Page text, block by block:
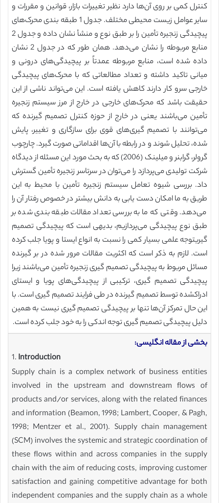
کنترل کمی بر روی آن‌ها دارد نظیر تغییرات بازار، قوانین و مقررات و
سایر عوامل زیست محیطی مختلف. جدول 1 طبقه بندی محرک‌های
پیچیدگی زنجیره تأمین را بر طبق نوع و منشأ نشان داده و جدول 2
منابع مربوطه را نشان می‌دهد. همان طور که در جدول 2 نشان
داده شده است، منابع مربوطه عمدتاً بر پیچیدگی‌های درونی و
میانی تاکید داشته و تعداد مطالعاتی که با محرک‌های پیچیدگی
خارجی سرو کار دارند کاهش یافته است. این می‌تواند ناشی از این
حقیقت باشد که محرک‌های خارجی در خارج از مرز سیستم زنجیره
تأمین می‌باشند یعنی در خارج از حوزه کنترل تصمیم گیرنده که
می‌توانند با تصمیم گیری‌های قوی برای سازگاری و تغییر، پایش
شده، تحلیل شوند و در رابطه با آن‌ها اقداماتی صورت گیرد. چارچوب
گرولر، گرابنر و میلینک (2006) که به بحث مورد این مسئله از دیدگاه
شرکت تولیدی می‌پردازد را می‌توان در سرتاسر زنجیره تأمین گسترش
داد. بررسی شیوه تعامل سیستم زنجیره تأمین با محیط به این
طریق به ما امکان دست یابی به دانش بیشتر در خصوص رفتار آن را
می‌دهد. وقتی که ما به بررسی تعداد مقالات طبقه بندی شده بر
طبق نوع پیچیدگی می‌پردازیم، بدیهی است که پیچیدگی تصمیم
گیریتوجه علمی بسیار کمی را نسبت به انواع ایستا و پویا جلب کرده
است. لازم به ذکر است که اکثریت مقالات مرور شده در بر گیرنده
مسائل مربوط به پیچیدگی تصمیم گیری زنجیره تأمین می‌باشند زیرا
پیچیدگی تصمیم گیری، ترکیبی از پیچیدگی‌های پویا و ایستای
ادراکشده توسط تصمیم گیرنده در طی فرایند تصمیم گیری است. با
این حال تمرکز آن‌ها تنها بر پیچیدگی تصمیم گیری نیست به همین
دلیل پیچیدگی تصمیم گیری توجه اندکی را به خود جلب کرده است.
بخشی از مقاله انگلیسی:
1. Introduction
Supply chain is a complex network of business entities
involved in the upstream and downstream flows of
products and/or services, along with the related finances
and information (Beamon, 1998; Lambert, Cooper, & Pagh,
1998; Mentzer et al., 2001). Supply chain management
(SCM) involves the systemic and strategic coordination of
these flows within and across companies in the supply
chain with the aim of reducing costs, improving customer
satisfaction and gaining competitive advantage for both
independent companies and the supply chain as a whole